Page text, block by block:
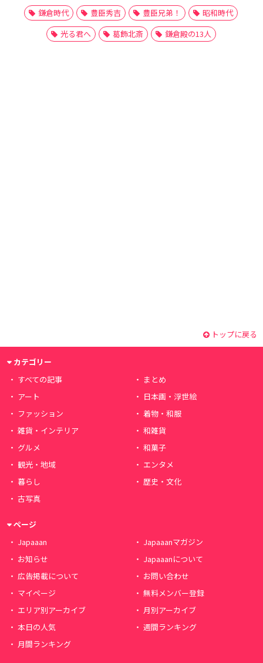
鎌倉時代
豊臣秀吉 豊臣兄弟！
昭和時代
光る君へ
葛飾北斎 鎌倉殿の13人
トップに戻る
カテゴリー
すべての記事
まとめ
アート
日本画・浮世絵
ファッション
着物・和服
雑貨・インテリア
和雑貨
グルメ
和菓子
観光・地域
エンタメ
暮らし
歴史・文化
古写真
ページ
Japaaan
Japaaanマガジン
お知らせ
Japaaanについて
広告掲載について
お問い合わせ
マイページ
無料メンバー登録
エリア別アーカイブ
月別アーカイブ
本日の人気
週間ランキング
月間ランキング